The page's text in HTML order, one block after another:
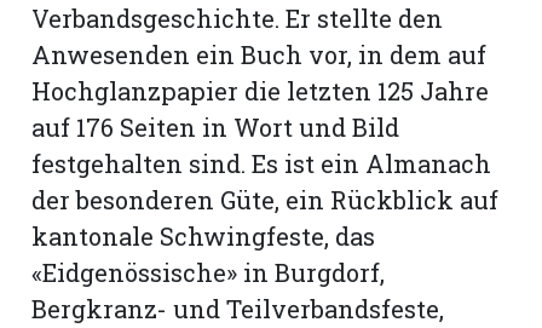
Verbandsgeschichte. Er stellte den
Anwesenden ein Buch vor, in dem auf
Hochglanzpapier die letzten 125 Jahre
auf 176 Seiten in Wort und Bild
festgehalten sind. Es ist ein Almanach
der besonderen Güte, ein Rückblick auf
kantonale Schwingfeste, das
«Eidgenössische» in Burgdorf,
Bergkranz- und Teilverbandsfeste,